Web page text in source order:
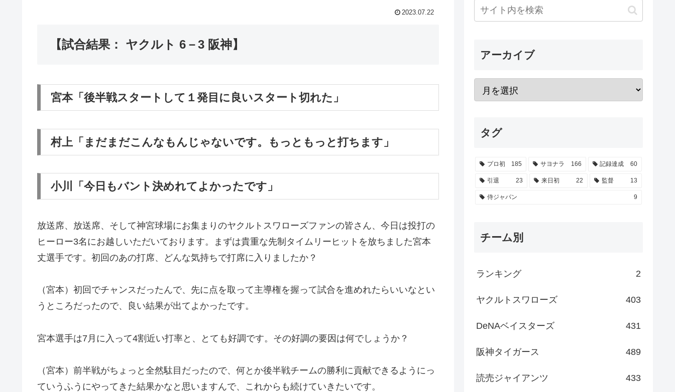
2023.07.22
【試合結果： ヤクルト 6－3 阪神】
宮本「後半戦スタートして１発目に良いスタート切れた」
村上「まだまだこんなもんじゃないです。もっともっと打ちます」
小川「今日もバント決めれてよかったです」
放送席、放送席、そして神宮球場にお集まりのヤクルトスワローズファンの皆さん、今日は投打の
ヒーロー3名にお越しいただいております。まずは貴重な先制タイムリーヒットを放ちました宮本
丈選手です。初回のあの打席、どんな気持ちで打席に入りましたか？
（宮本）初回でチャンスだったんで、先に点を取って主導権を握って試合を進めれたらいいなとい
うところだったので、良い結果が出てよかったです。
宮本選手は7月に入って4割近い打率と、とても好調です。その好調の要因は何でしょうか？
（宮本）前半戦がちょっと全然駄目だったので、何とか後半戦チームの勝利に貢献できるようにっ
ていうふうにやってきた結果かなと思いますんで、これからも続けていきたいです。
アーカイブ
タグ
プロ初 185 サヨナラ 166 記録達成 60
引退 23 来日初 22 監督 13
侍ジャパン 9
チーム別
ランキング 2
ヤクルトスワローズ 403
DeNAベイスターズ 431
阪神タイガース 489
読売ジャイアンツ 433